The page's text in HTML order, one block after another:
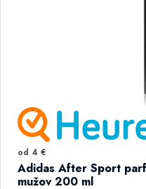
od 4 €
Adidas After Sport
mužov 200 ml